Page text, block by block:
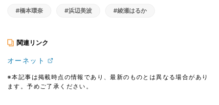
#橋本環奈 #浜辺美波 #綾瀬はるか
関連リンク
オーネット
※本記事は掲載時点の情報であり、最新のものとは異なる場合があり
ます。予めご了承ください。